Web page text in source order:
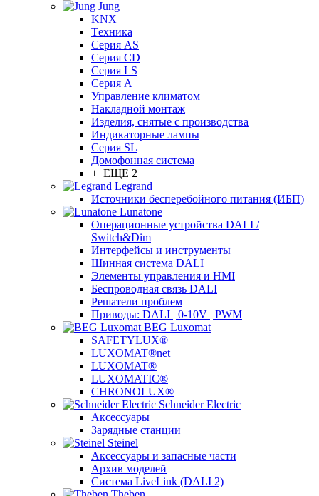
Jung
KNX
Tехника
Серия AS
Серия CD
Серия LS
Серия A
Управление климатом
Накладной монтаж
Изделия, снятые с производства
Индикаторные лампы
Серия SL
Домофонная система
+ ЕЩЕ 2
Legrand
Источники бесперебойного питания (ИБП)
Lunatone
Операционные устройства DALI /
Switch&Dim
Интерфейсы и инструменты
Шинная система DALI
Элементы управления и HMI
Беспроводная связь DALI
Решатели проблем
Приводы: DALI | 0-10V | PWM
BEG Luxomat
SAFETYLUX®
LUXOMAT®net
LUXOMAT®
LUXOMATIC®
CHRONOLUX®
Schneider Electric
Аксессуары
Зарядные станции
Steinel
Аксессуары и запасные части
Архив моделей
Система LiveLink (DALI 2)